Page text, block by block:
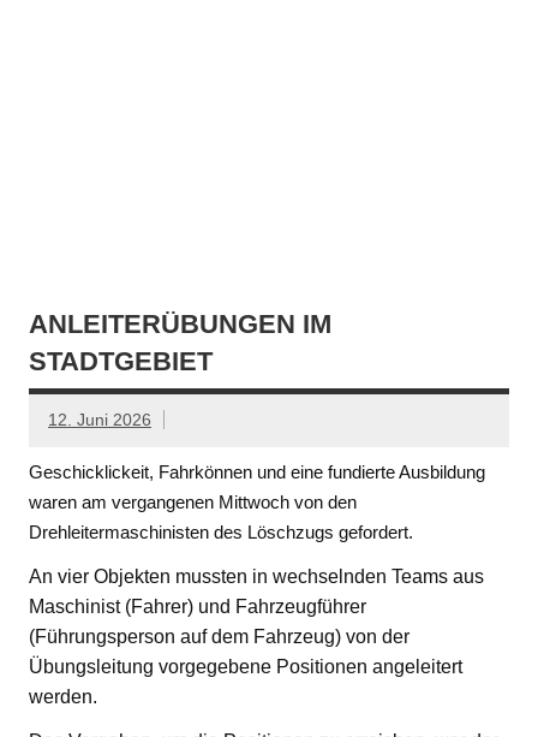
ANLEITERÜBUNGEN IM
STADTGEBIET
12. Juni 2026
Geschicklickeit, Fahrkönnen und eine fundierte Ausbildung
waren am vergangenen Mittwoch von den
Drehleitermaschinisten des Löschzugs gefordert.
An vier Objekten mussten in wechselnden Teams aus
Maschinist (Fahrer) und Fahrzeugführer
(Führungsperson auf dem Fahrzeug) von der
Übungsleitung vorgegebene Positionen angeleitert
werden.